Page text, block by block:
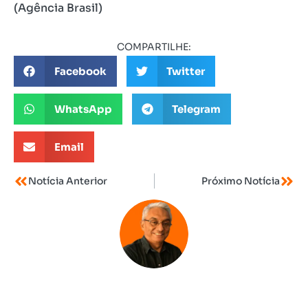
(Agência Brasil)
COMPARTILHE:
Facebook Twitter
WhatsApp Telegram
Email
Notícia Anterior Próximo Notícia